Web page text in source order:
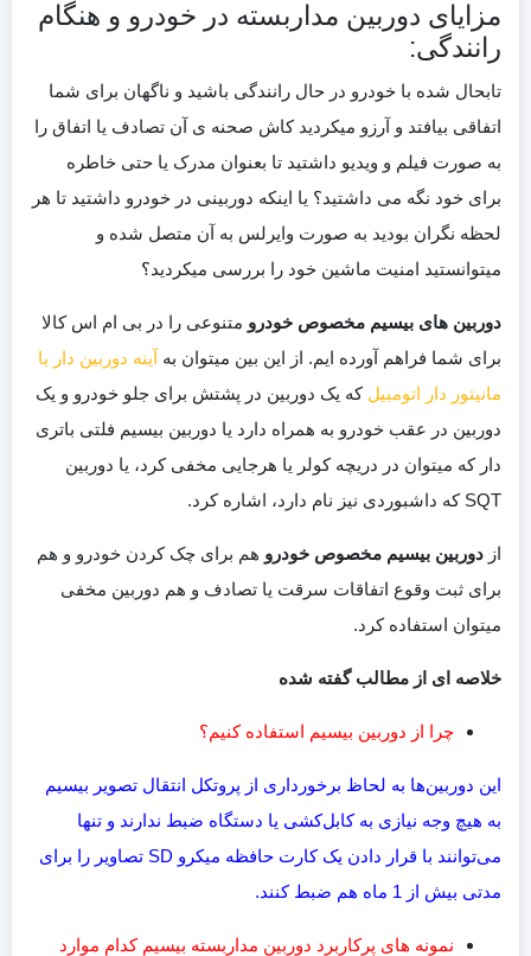
مزایای دوربین مداربسته در خودرو و هنگام
رانندگی:
تابحال شده با خودرو در حال رانندگی باشید و ناگهان برای شما
اتفاقی بیافتد و آرزو میکردید کاش صحنه ی آن تصادف یا اتفاق را
به صورت فیلم و ویدیو داشتید تا بعنوان مدرک یا حتی خاطره
برای خود نگه می‌ داشتید؟ یا اینکه دوربینی در خودرو داشتید تا هر
لحظه نگران بودید به صورت وایرلس به آن متصل شده و
میتوانستید امنیت ماشین خود را بررسی میکردید؟
دوربین های بیسیم مخصوص خودرو متنوعی را در بی ام اس کالا
برای شما فراهم آورده ایم. از این بین میتوان به آینه دوربین دار یا
مانیتور دار اتومبیل که یک دوربین در پشتش برای جلو خودرو و یک
دوربین در عقب خودرو به همراه دارد یا دوربین بیسیم فلتی باتری
دار که میتوان در دریچه کولر یا هرجایی مخفی کرد، یا دوربین
SQT که داشبوردی نیز نام دارد، اشاره کرد.
از دوربین بیسیم مخصوص خودرو هم برای چک کردن خودرو و هم
برای ثبت وقوع اتفاقات سرقت یا تصادف و هم دوربین مخفی
میتوان استفاده کرد.
خلاصه ای از مطالب گفته شده
چرا از دوربین بیسیم استفاده کنیم؟
این دوربین‌ها به لحاظ برخورداری از پروتکل انتقال تصویر بیسیم
به هیچ وجه نیازی به کابل‌کشی یا دستگاه ضبط ندارند و تنها
می‌توانند با قرار دادن یک کارت حافظه میکرو SD تصاویر را برای
مدتی بیش از 1 ماه هم ضبط کنند.
نمونه های پرکاربرد دوربین مداربسته بیسیم کدام موارد